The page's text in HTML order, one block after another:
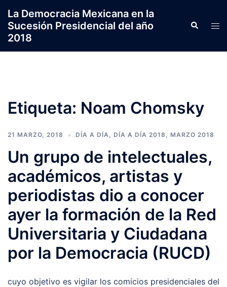
contenido
La Democracia Mexicana en la
Sucesión Presidencial del año
2018
Search
Etiqueta: Noam Chomsky
21 MARZO, 2018 DÍA A DÍA, DÍA A DÍA 2018 , MARZO 2018
Un grupo de intelectuales,
académicos, artistas y
periodistas dio a conocer
ayer la formación de la Red
Universitaria y Ciudadana
por la Democracia (RUCD)
cuyo objetivo es vigilar los comicios presidenciales del